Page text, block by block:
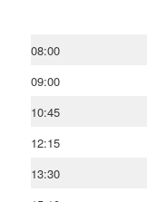
08:00
09:00
10:45
12:15
13:30